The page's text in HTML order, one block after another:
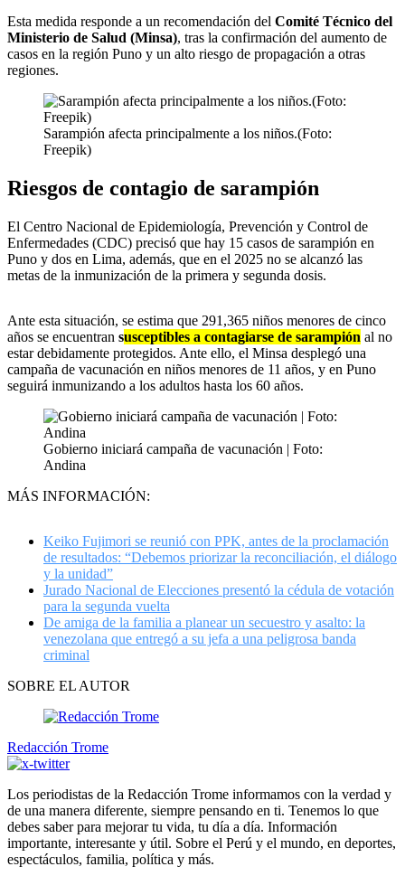
Esta medida responde a un recomendación del Comité Técnico del
Ministerio de Salud (Minsa), tras la confirmación del aumento de
casos en la región Puno y un alto riesgo de propagación a otras
regiones.
Sarampión afecta principalmente a los niños.(Foto:
Freepik)
Riesgos de contagio de sarampión
El Centro Nacional de Epidemiología, Prevención y Control de
Enfermedades (CDC) precisó que hay 15 casos de sarampión en
Puno y dos en Lima, además, que en el 2025 no se alcanzó las
metas de la inmunización de la primera y segunda dosis.
Ante esta situación, se estima que 291,365 niños menores de cinco
años se encuentran susceptibles a contagiarse de sarampión al no
estar debidamente protegidos. Ante ello, el Minsa desplegó una
campaña de vacunación en niños menores de 11 años, y en Puno
seguirá inmunizando a los adultos hasta los 60 años.
Gobierno iniciará campaña de vacunación | Foto:
Andina
MÁS INFORMACIÓN:
Keiko Fujimori se reunió con PPK, antes de la proclamación
de resultados: “Debemos priorizar la reconciliación, el diálogo
y la unidad”
Jurado Nacional de Elecciones presentó la cédula de votación
para la segunda vuelta
De amiga de la familia a planear un secuestro y asalto: la
venezolana que entregó a su jefa a una peligrosa banda
criminal
SOBRE EL AUTOR
Redacción Trome
Los periodistas de la Redacción Trome informamos con la verdad y
de una manera diferente, siempre pensando en ti. Tenemos lo que
debes saber para mejorar tu vida, tu día a día. Información
importante, interesante y útil. Sobre el Perú y el mundo, en deportes,
espectáculos, familia, política y más.